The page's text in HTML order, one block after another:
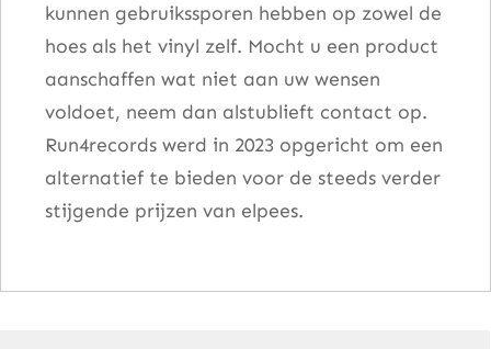
kunnen gebruikssporen hebben op zowel de
hoes als het vinyl zelf. Mocht u een product
aanschaffen wat niet aan uw wensen
voldoet, neem dan alstublieft contact op.
Run4records werd in 2023 opgericht om een
alternatief te bieden voor de steeds verder
stijgende prijzen van elpees.